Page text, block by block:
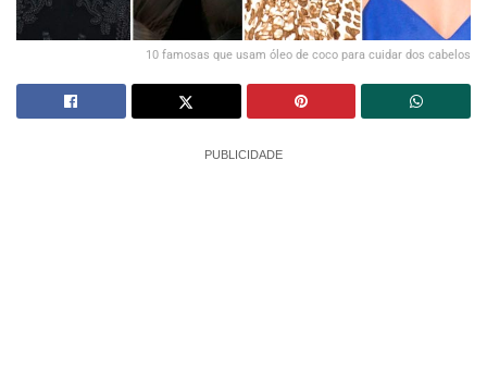
10 famosas que usam óleo de coco para cuidar dos cabelos
PUBLICIDADE